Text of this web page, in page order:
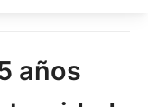
años